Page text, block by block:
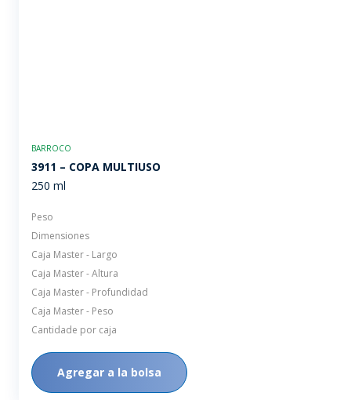
BARROCO
3911 – COPA MULTIUSO
250 ml
Peso
Dimensiones
Caja Master - Largo
Caja Master - Altura
Caja Master - Profundidad
Caja Master - Peso
Cantidade por caja
Agregar a la bolsa